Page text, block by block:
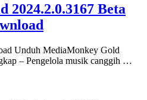
2024.2.0.3167 Beta
Unduh MediaMonkey Gold
– Pengelola musik canggih …